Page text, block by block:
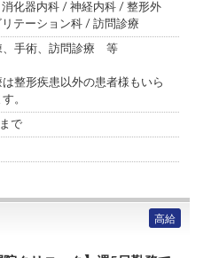
化器内科 / 神経内科 / 整形外
テーション科 / 訪問診療
、手術、訪問診療 等
は整形疾患以外の患者様もいら
。
で
高給